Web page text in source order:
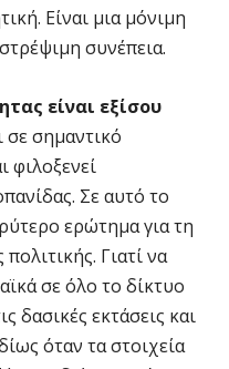
Είναι μια μόνιμη
συνέπεια.
είναι εξίσου
σε σημαντικό
φιλοξενεί
Σε αυτό το
ερώτημα για τη
Γιατί να
σε όλο το δίκτυο
δασικές εκτάσεις και
όταν τα στοιχεία